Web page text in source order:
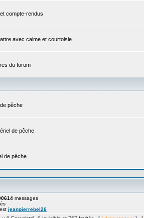
compte-rendus
avec calme et courtoisie
du forum
pêche
de pêche
de pêche
messages
jeanpierrebel26